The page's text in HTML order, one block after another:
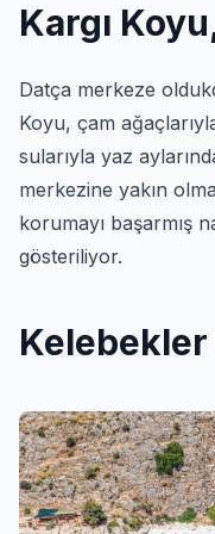
Kargı
Datça merkeze
Koyu, çam
sularıyla yaz
merkezine yakın
korumayı başarmış
gösteriliyor.